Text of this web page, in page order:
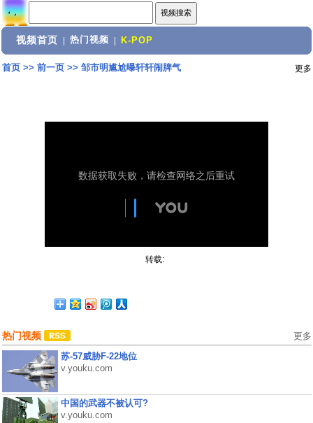
视频首页 热门视频 K-POP
首页>> 前一页>> 邹市明尴尬曝轩轩闹脾气 更多
转载:
热门视频 更多
苏-57威胁F-22地位
v.youku.com
中国的武器不被认可?
v.youku.com